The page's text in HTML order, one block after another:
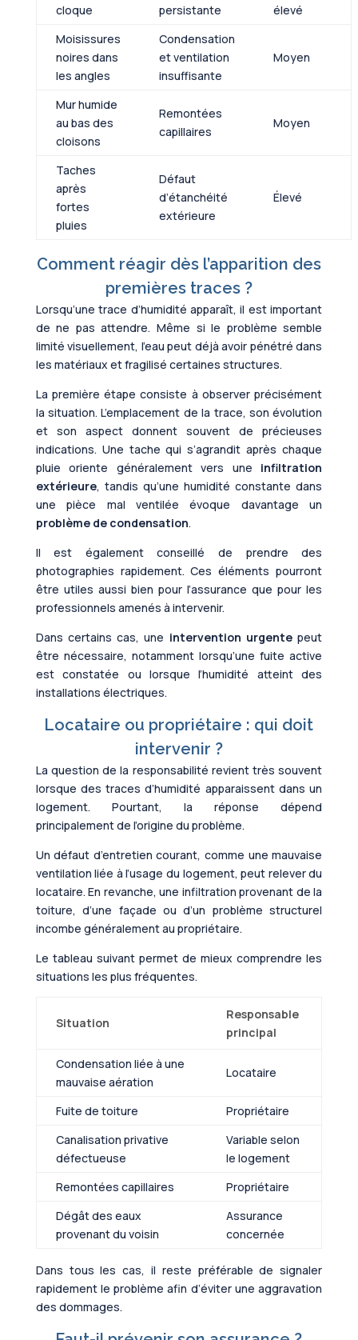
cloque
persistante
élevé
Moisissures
noires dans
les angles
Condensation
et ventilation
insuffisante
Moyen
Mur humide
au bas des
cloisons
Remontées
capillaires
Moyen
Taches
après
fortes
pluies
Défaut
d’étanchéité
extérieure
Élevé
Comment réagir dès l’apparition des
premières traces ?
Lorsqu’une trace d’humidité apparaît, il est important
de ne pas attendre. Même si le problème semble
limité visuellement, l’eau peut déjà avoir pénétré dans
les matériaux et fragilisé certaines structures.
La première étape consiste à observer précisément
la situation. L’emplacement de la trace, son évolution
et son aspect donnent souvent de précieuses
indications. Une tache qui s’agrandit après chaque
pluie oriente généralement vers une infiltration
extérieure, tandis qu’une humidité constante dans
une pièce mal ventilée évoque davantage un
problème de condensation.
Il est également conseillé de prendre des
photographies rapidement. Ces éléments pourront
être utiles aussi bien pour l’assurance que pour les
professionnels amenés à intervenir.
Dans certains cas, une intervention urgentepeut
être nécessaire, notamment lorsqu’une fuite active
est constatée ou lorsque l’humidité atteint des
installations électriques.
Locataire ou propriétaire : qui doit
intervenir ?
La question de la responsabilité revient très souvent
lorsque des traces d’humidité apparaissent dans un
logement. Pourtant, la réponse dépend
principalement de l’origine du problème.
Un défaut d’entretien courant, comme une mauvaise
ventilation liée à l’usage du logement, peut relever du
locataire. En revanche, une infiltration provenant de la
toiture, d’une façade ou d’un problème structurel
incombe généralement au propriétaire.
Le tableau suivant permet de mieux comprendre les
situations les plus fréquentes.
Situation
Responsable
principal
Condensation liée à une
mauvaise aération
Locataire
Fuite de toiture
Propriétaire
Canalisation privative
défectueuse
Variable selon
le logement
Remontées capillaires
Propriétaire
Dégât des eaux
provenant du voisin
Assurance
concernée
Dans tous les cas, il reste préférable de signaler
rapidement le problème afin d’éviter une aggravation
des dommages.